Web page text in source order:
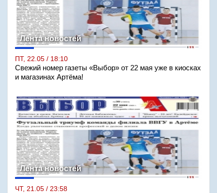
Лента новостей
ПТ, 22.05 / 18:10
Свежий номер газеты «Выбор» от 22 мая уже в киосках
и магазинах Артёма!
Лента новостей
ЧТ, 21.05 / 23:58